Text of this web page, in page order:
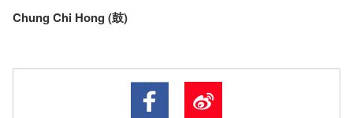
Chung Chi Hong (鼓)